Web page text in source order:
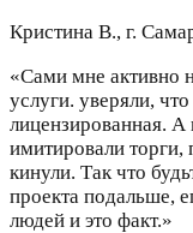
Кристина В., г.
«Сами мне активно
услуги. уверяли,
лицензированная. А
имитировали торги,
кинули. Так что
проекта подальше,
людей и это факт.»